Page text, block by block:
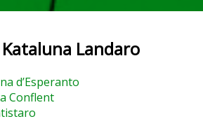
Landaro
d’Esperanto
Conflent